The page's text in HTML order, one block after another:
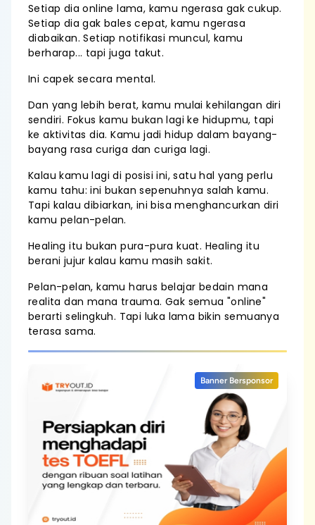
Setiap dia online lama, kamu ngerasa gak cukup.
Setiap dia gak bales cepat, kamu ngerasa
diabaikan. Setiap notifikasi muncul, kamu
berharap... tapi juga takut.
Ini capek secara mental.
Dan yang lebih berat, kamu mulai kehilangan diri
sendiri. Fokus kamu bukan lagi ke hidupmu, tapi
ke aktivitas dia. Kamu jadi hidup dalam bayang-
bayang rasa curiga dan curiga lagi.
Kalau kamu lagi di posisi ini, satu hal yang perlu
kamu tahu: ini bukan sepenuhnya salah kamu.
Tapi kalau dibiarkan, ini bisa menghancurkan diri
kamu pelan-pelan.
Healing itu bukan pura-pura kuat. Healing itu
berani jujur kalau kamu masih sakit.
Pelan-pelan, kamu harus belajar bedain mana
realita dan mana trauma. Gak semua "online"
berarti selingkuh. Tapi luka lama bikin semuanya
terasa sama.
Banner Bersponsor